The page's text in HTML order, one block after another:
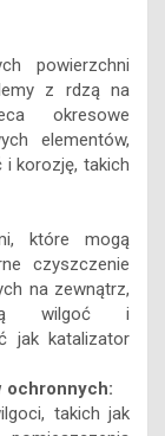
powierzchni
z rdzą na
okresowe
elementów,
i korozję, takich
które mogą
czyszczenie
na zewnątrz,
wilgoć i
jak katalizator
ochronnych:
takich jak